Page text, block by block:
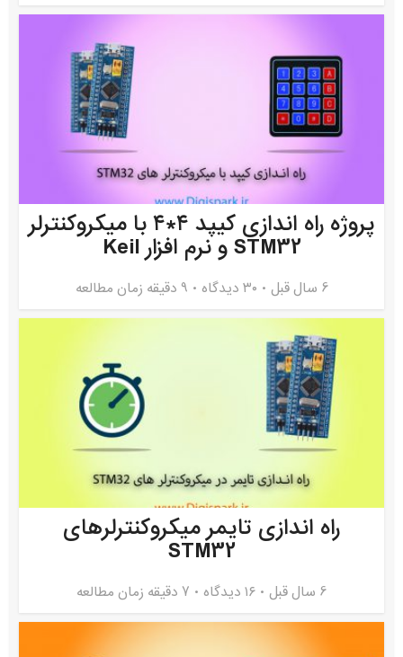
پروژه راه اندازی کیپد ۴*۴ با میکروکنترلر
STM32 و نرم افزار Keil
6 سال قبل ۳۰ دیدگاه 9 دقیقه زمان مطالعه
راه اندازی تایمر میکروکنترلرهای
STM32
6 سال قبل ۱۶ دیدگاه 7 دقیقه زمان مطالعه